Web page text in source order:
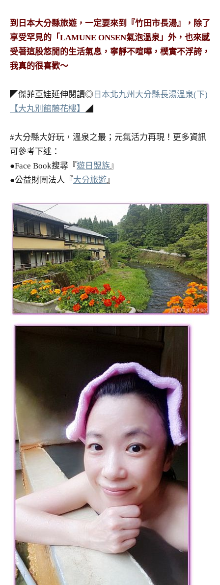
到日本大分縣旅遊，一定要來到『竹田市長湯』，除了
享受罕見的「LAMUNE ONSEN氣泡溫泉」外，也來感
受著這股悠閒的生活氣息，寧靜不喧嘩，樸實不浮誇，
我真的很喜歡～
◤傑菲亞娃延伸閱讀◎ 日本北九州大分縣長湯溫泉(下)
【大丸別館藤花樓】 ◢
#大分縣大好玩，溫泉之最；元氣活力再現！更多資訊
可參考下述：
●Face Book搜尋『遊日盟族』
●公益財團法人『大分旅遊』